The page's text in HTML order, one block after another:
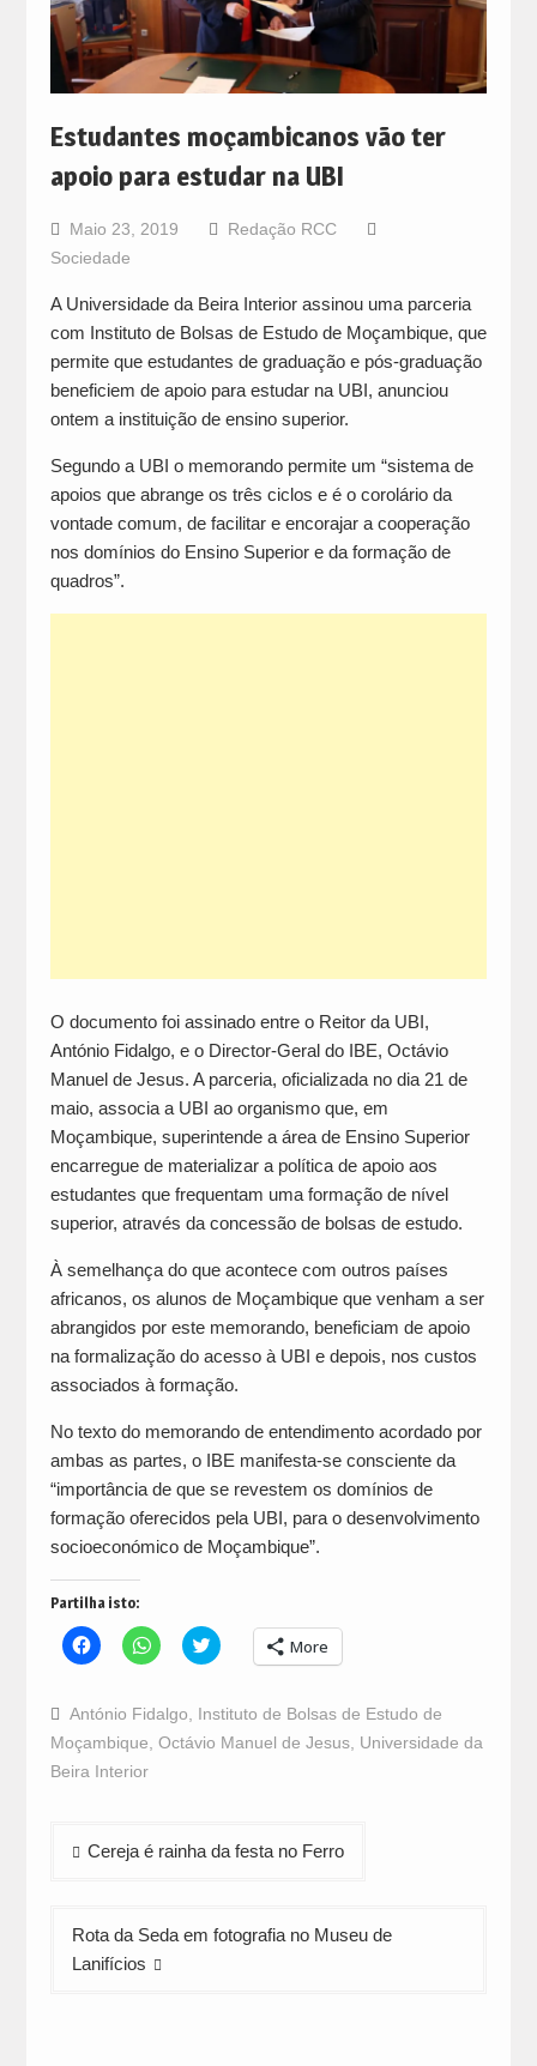
Estudantes moçambicanos vão ter
apoio para estudar na UBI
Maio 23, 2019
Redação RCC
Sociedade
A Universidade da Beira Interior assinou uma parceria
com Instituto de Bolsas de Estudo de Moçambique, que
permite que estudantes de graduação e pós-graduação
beneficiem de apoio para estudar na UBI, anunciou
ontem a instituição de ensino superior.
Segundo a UBI o memorando permite um “sistema de
apoios que abrange os três ciclos e é o corolário da
vontade comum, de facilitar e encorajar a cooperação
nos domínios do Ensino Superior e da formação de
quadros”.
O documento foi assinado entre o Reitor da UBI,
António Fidalgo, e o Director-Geral do IBE, Octávio
Manuel de Jesus. A parceria, oficializada no dia 21 de
maio, associa a UBI ao organismo que, em
Moçambique, superintende a área de Ensino Superior
encarregue de materializar a política de apoio aos
estudantes que frequentam uma formação de nível
superior, através da concessão de bolsas de estudo.
À semelhança do que acontece com outros países
africanos, os alunos de Moçambique que venham a ser
abrangidos por este memorando, beneficiam de apoio
na formalização do acesso à UBI e depois, nos custos
associados à formação.
No texto do memorando de entendimento acordado por
ambas as partes, o IBE manifesta-se consciente da
“importância de que se revestem os domínios de
formação oferecidos pela UBI, para o desenvolvimento
socioeconómico de Moçambique”.
Partilha isto:
Click
to
Facebook
(Opens
new
window)
Click
to
WhatsApp
(Opens
in
new
Click
to
Twitter
(Opens
in
new
More
António Fidalgo
Instituto de Bolsas de Estudo de
Moçambique Octávio Manuel de Jesus, Universidade da
Beira Interior
Navegação
Cereja é rainha da festa no Ferro
Rota da Seda em fotografia no Museu de
Lanifícios